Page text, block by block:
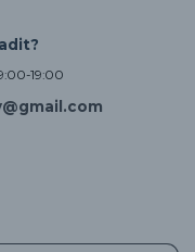
19:00